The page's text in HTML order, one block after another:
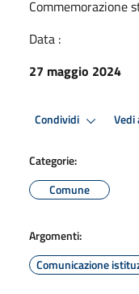
Commemorazione
Data :
27 maggio 2024
Condividi Vedi
Categorie:
Comune
Argomenti:
Comunicazione